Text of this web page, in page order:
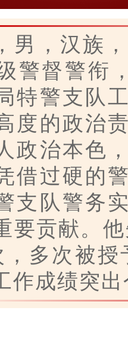
男，汉族
警督警衔
特警支队
度的政治
政治本色
借过硬的
支队警务
要贡献。
，多次被
作成绩突